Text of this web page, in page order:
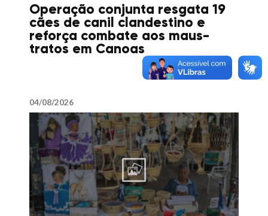
Operação conjunta resgata 19
cães de canil clandestino e
reforça combate aos maus-
tratos em Canoas
04/08/2026